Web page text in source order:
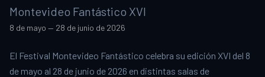
Montevideo Fantástico XVI
8 de mayo — 28 de junio de 2026
El Festival Montevideo Fantástico celebra su edición XVI del 8
de mayo al 28 de junio de 2026 en distintas salas de